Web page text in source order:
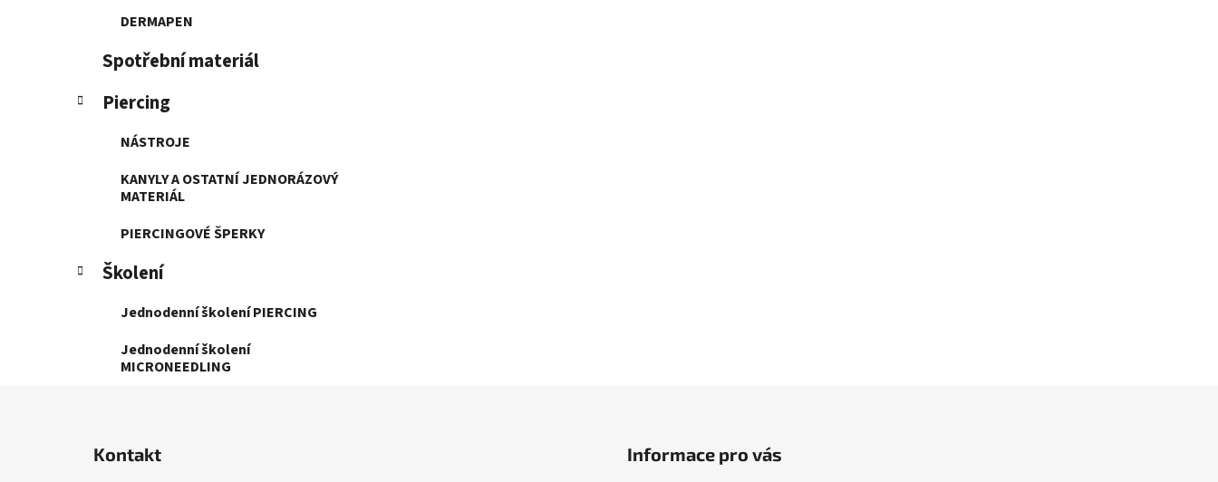
DERMAPEN
Spotřební materiál
Piercing
NÁSTROJE
KANYLY A OSTATNÍ JEDNORÁZOVÝ
MATERIÁL
PIERCINGOVÉ ŠPERKY
Školení
Jednodenní školení PIERCING
Jednodenní školení
MICRONEEDLING
Kontakt Informace pro vás